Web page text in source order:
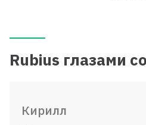
Rubius глазами
Кирилл